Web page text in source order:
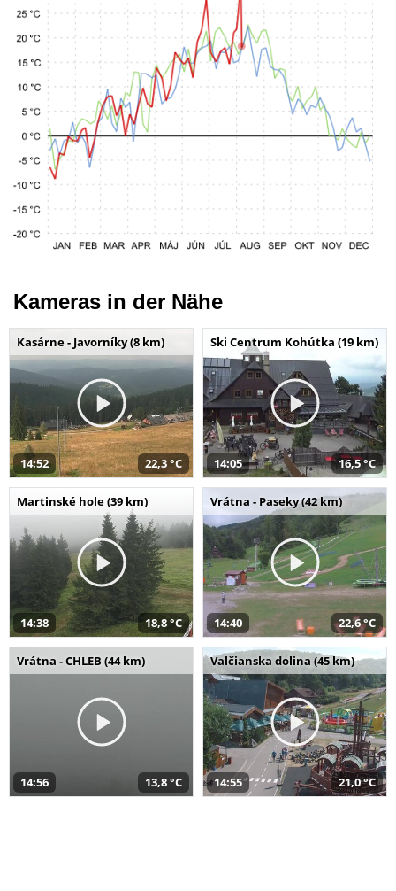
Kameras in der Nähe
Kasárne - Javorníky (8 km)
14:52 22,3 °C
Ski Centrum Kohútka (19 km)
14:05 16,5 °C
Martinské hole (39 km)
14:38 18,8 °C
Vrátna - Paseky (42 km)
14:40 22,6 °C
Vrátna - CHLEB (44 km)
14:56 13,8 °C
Valčianska dolina (45 km)
14:55 21,0 °C